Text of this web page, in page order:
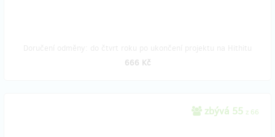
666 Kč
zbývá 55 z 66